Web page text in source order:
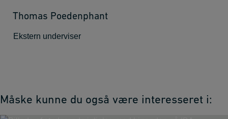
Thomas Poedenphant
Ekstern underviser
Måske kunne du også være interesseret i: